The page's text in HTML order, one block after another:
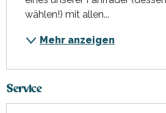
wählen!) mit allen...
Mehr anzeigen
Service